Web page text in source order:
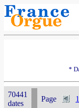
*
70441
dates
Page 1